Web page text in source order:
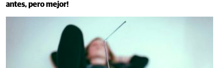
antes, pero mejor!